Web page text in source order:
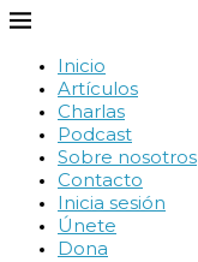
Inicio
Artículos
Charlas
Podcast
Sobre nosotros
Contacto
Inicia sesión
Únete
Dona